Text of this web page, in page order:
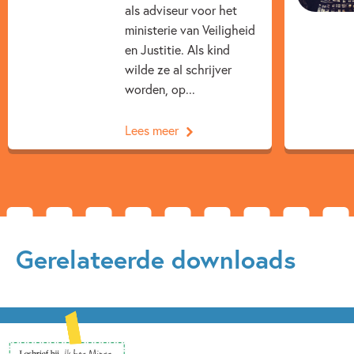
als adviseur voor het
ministerie van Veiligheid
en Justitie. Als kind
wilde ze al schrijver
worden, op...
Lees meer
Gerelateerde downloads